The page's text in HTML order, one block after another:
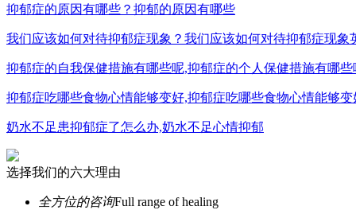
抑郁症的原因有哪些？抑郁的原因有哪些
我们应该如何对待抑郁症现象？我们应该如何对待抑郁症现象
抑郁症的自我保健措施有哪些呢,抑郁症的个人保健措施有哪些
抑郁症吃哪些食物心情能够变好,抑郁症吃哪些食物心情能够变
奶水不足患抑郁症了怎么办,奶水不足心情抑郁
选择我们的六大理由
全方位的咨询Full range of healing